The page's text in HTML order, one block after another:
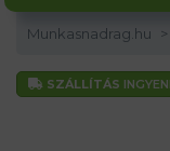
Munkasnadrag.hu
SZÁLLÍTÁS